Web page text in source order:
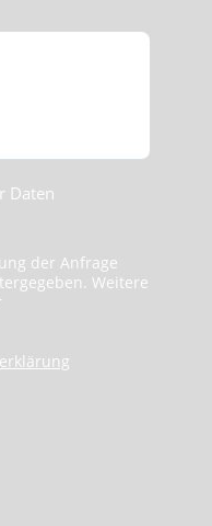
Daten
der Anfrage
Weitere